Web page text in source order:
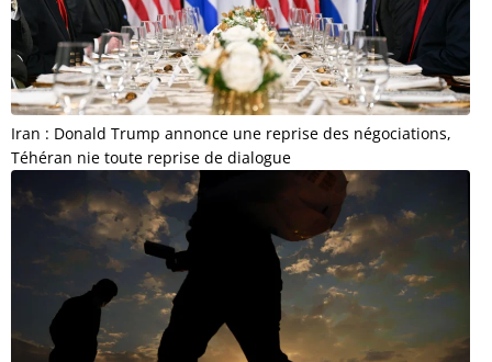
Iran : Donald Trump annonce une reprise des négociations,
Téhéran nie toute reprise de dialogue